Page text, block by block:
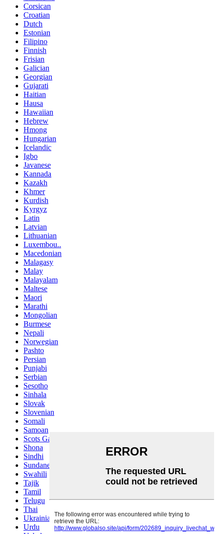
Corsican
Croatian
Dutch
Estonian
Filipino
Finnish
Frisian
Galician
Georgian
Gujarati
Haitian
Hausa
Hawaiian
Hebrew
Hmong
Hungarian
Icelandic
Igbo
Javanese
Kannada
Kazakh
Khmer
Kurdish
Kyrgyz
Latin
Latvian
Lithuanian
Luxembou..
Macedonian
Malagasy
Malay
Malayalam
Maltese
Maori
Marathi
Mongolian
Burmese
Nepali
Norwegian
Pashto
Persian
Punjabi
Serbian
Sesotho
Sinhala
Slovak
Slovenian
Somali
Samoan
Scots Gaelic
Shona
Sindhi
Sundanese
Swahili
Tajik
Tamil
Telugu
Thai
Ukrainian
Urdu